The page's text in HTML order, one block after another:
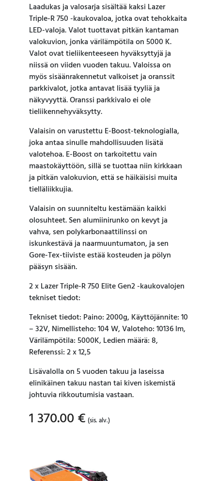
Laadukas ja valosarja sisältää kaksi Lazer
Triple-R 750 -kaukovaloa, jotka ovat tehokkaita
LED-valoja. Valot tuottavat pitkän kantaman
valokuvion, jonka värilämpötila on 5000 K.
Valot ovat tieliikenteeseen hyväksyttyjä ja
niissä on viiden vuoden takuu. Valoissa on
myös sisäänrakennetut valkoiset ja oranssit
parkkivalot, jotka antavat lisää tyyliä ja
näkyvyyttä. Oranssi parkkivalo ei ole
tieliikennehyväksytty.
Valaisin on varustettu E-Boost-teknologialla,
joka antaa sinulle mahdollisuuden lisätä
valotehoa. E-Boost on tarkoitettu vain
maastokäyttöön, sillä se tuottaa niin kirkkaan
ja pitkän valokuvion, että se häikäisisi muita
tielläliikkujia.
Valaisin on suunniteltu kestämään kaikki
olosuhteet. Sen alumiinirunko on kevyt ja
vahva, sen polykarbonaattilinssi on
iskunkestävä ja naarmuuntumaton, ja sen
Gore-Tex-tiiviste estää kosteuden ja pölyn
pääsyn sisään.
2 x Lazer Triple-R 750 Elite Gen2 -kaukovalojen
tekniset tiedot:
Tekniset tiedot: Paino: 2000g, Käyttöjännite: 10
– 32V, Nimellisteho: 104 W, Valoteho: 10136 lm,
Värilämpötila: 5000K, Ledien määrä: 8,
Referenssi: 2 x 12,5
Lisävalolla on 5 vuoden takuu ja laseissa
elinikäinen takuu nastan tai kiven iskemistä
johtuvia rikkoutumisia vastaan.
1 370.00 € (sis. alv.)